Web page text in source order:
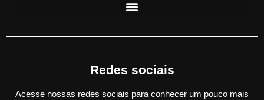
Redes sociais
Acesse nossas redes sociais para conhecer um pouco mais